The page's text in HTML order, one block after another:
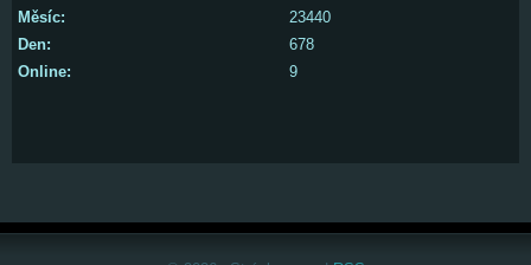
Online: 9
Měsíc:
23440
Den:
678